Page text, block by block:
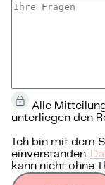
Alle
unterliegen den
Ich bin mit dem
einverstanden.
kann nicht ohne